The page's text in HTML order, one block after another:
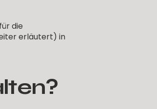
die
erläutert) in